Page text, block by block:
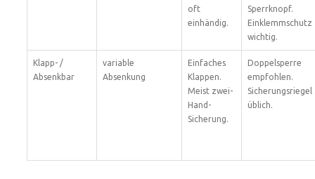
oft
einhändig.
Sperrknopf.
Einklemmschutz
wichtig.
Klapp- /
Absenkbar
variable
Absenkung
Einfaches
Klappen.
Meist zwei-
Hand-
Sicherung.
Doppelsperre
empfohlen.
Sicherungsriegel
üblich.